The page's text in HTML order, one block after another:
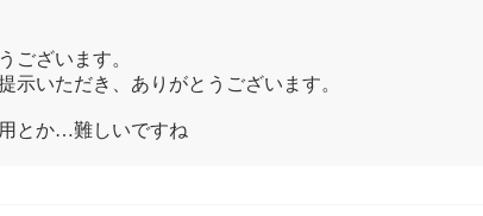
ございます。
示いただき、ありがとうございます。
とか…難しいですね